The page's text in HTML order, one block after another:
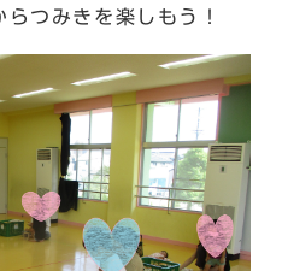
つみきを楽しもう！